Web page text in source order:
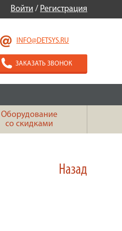
Войти / Регистрация
INFO@DETSYS.RU
ЗАКАЗАТЬ ЗВОНОК
Оборудование
со скидками
Назад